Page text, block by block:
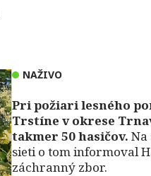
NAŽIVO
Pri požiari lesného
Trstíne v okrese
takmer 50 hasičov. Na
sieti o tom informoval
záchranný zbor.